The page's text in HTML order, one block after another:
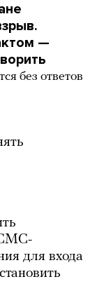
—
без ответов
СМС-
для входа